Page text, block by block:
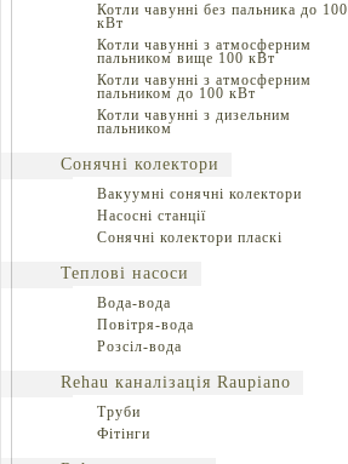
Котли чавунні без пальника до 100
кВт
Котли чавунні з атмосферним
пальником вище 100 кВт
Котли чавунні з атмосферним
пальником до 100 кВт
Котли чавунні з дизельним
пальником
Сонячні колектори
Вакуумні сонячні колектори
Насосні станції
Сонячні колектори пласкі
Теплові насоси
Вода-вода
Повітря-вода
Розсіл-вода
Rehau каналізація Raupiano
Труби
Фітінги